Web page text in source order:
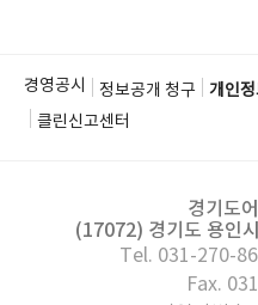
경영공시 정보공개 청구 개인
클린신고센터
경기도
(17072) 경기도 용인
Tel. 031-270-
Fax.